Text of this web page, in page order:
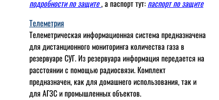
подробности по защите, а паспорт тут: паспорт по защите
Телеметрия
Телеметрическая информационная система предназначена
для дистанционного мониторинга количества газа в
резервуаре СУГ. Из резервуара информация передается на
расстоянии с помощью радиосвязи. Комплект
предназначен, как для домашнего использования, так и
для АГЗС и промышленных объектов.